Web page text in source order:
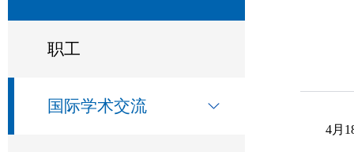
职工
国际学术交流
4月